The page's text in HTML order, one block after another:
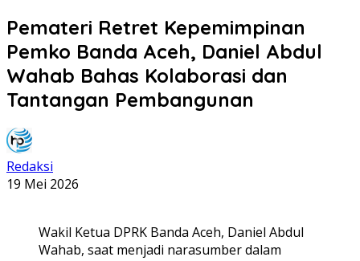
Pemateri Retret Kepemimpinan
Pemko Banda Aceh, Daniel Abdul
Wahab Bahas Kolaborasi dan
Tantangan Pembangunan
Redaksi
19 Mei 2026
Wakil Ketua DPRK Banda Aceh, Daniel Abdul
Wahab, saat menjadi narasumber dalam